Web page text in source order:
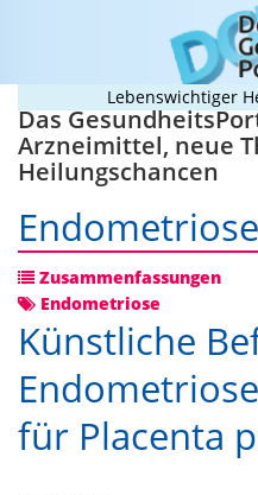
Lebenswichtiger
Das
Arzneimittel, neue
Heilungschancen
Endometriose
Zusammenfassungen
Endometriose
Künstliche
für Placenta